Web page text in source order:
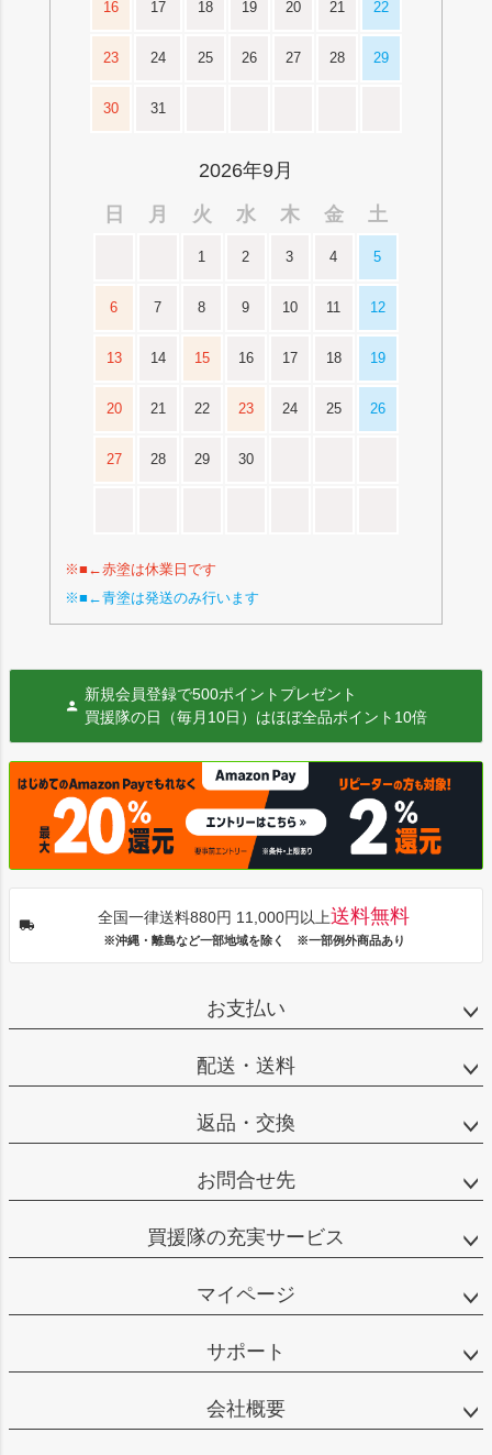
16 17 18 19 20 21 22
23 24 25 26 27 28 29
30 31
2026年9月
日
月 火 水 木 金 土
1 2 3 4 5
6 7 8 9 10 11 12
13 14 15 16 17 18 19
20 21 22 23 24 25 26
27 28 29 30
※■←赤塗は休業日です
※■←青塗は発送のみ行います
新規会員登録で500ポイントプレゼント
買援隊の日（毎月10日）はほぼ全品ポイント10倍
全国一律送料880円 11,000円以上送料無料
※沖縄・離島など一部地域を除く ※一部例外商品あり
お支払い
配送・送料
返品・交換
お問合せ先
買援隊の充実サービス
マイページ
サポート
会社概要